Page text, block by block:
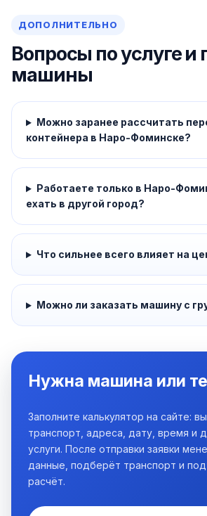
ДОПОЛНИТЕЛЬНО
Вопросы по услуге и
машины
Можно заранее рассчитать
контейнера в Наро-Фоминске?
Работаете только в Наро-
ехать в другой город?
Что сильнее всего влияет на
Можно ли заказать машину с
Нужна машина или
Заполните калькулятор на сайте:
транспорт, адреса, дату, время и
услуги. После отправки заявки
данные, подберёт транспорт и
расчёт.